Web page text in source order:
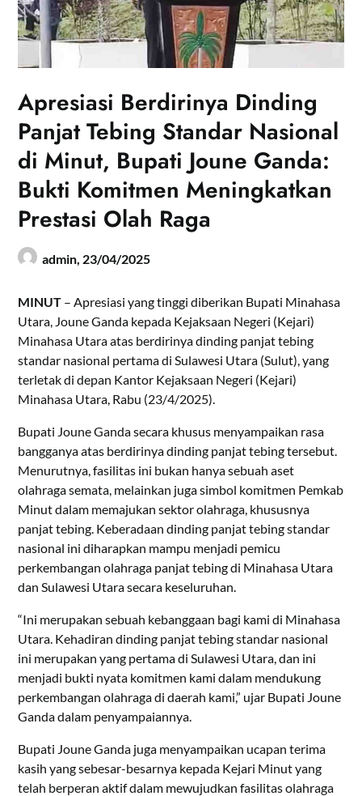
Apresiasi Berdirinya Dinding
Panjat Tebing Standar Nasional
di Minut, Bupati Joune Ganda:
Bukti Komitmen Meningkatkan
Prestasi Olah Raga
admin, 23/04/2025
MINUT – Apresiasi yang tinggi diberikan Bupati Minahasa
Utara, Joune Ganda kepada Kejaksaan Negeri (Kejari)
Minahasa Utara atas berdirinya dinding panjat tebing
standar nasional pertama di Sulawesi Utara (Sulut), yang
terletak di depan Kantor Kejaksaan Negeri (Kejari)
Minahasa Utara, Rabu (23/4/2025).
Bupati Joune Ganda secara khusus menyampaikan rasa
bangganya atas berdirinya dinding panjat tebing tersebut.
Menurutnya, fasilitas ini bukan hanya sebuah aset
olahraga semata, melainkan juga simbol komitmen Pemkab
Minut dalam memajukan sektor olahraga, khususnya
panjat tebing. Keberadaan dinding panjat tebing standar
nasional ini diharapkan mampu menjadi pemicu
perkembangan olahraga panjat tebing di Minahasa Utara
dan Sulawesi Utara secara keseluruhan.
“Ini merupakan sebuah kebanggaan bagi kami di Minahasa
Utara. Kehadiran dinding panjat tebing standar nasional
ini merupakan yang pertama di Sulawesi Utara, dan ini
menjadi bukti nyata komitmen kami dalam mendukung
perkembangan olahraga di daerah kami,” ujar Bupati Joune
Ganda dalam penyampaiannya.
Bupati Joune Ganda juga menyampaikan ucapan terima
kasih yang sebesar-besarnya kepada Kejari Minut yang
telah berperan aktif dalam mewujudkan fasilitas olahraga